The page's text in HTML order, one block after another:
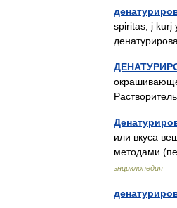
spiritas, į kurį
или вкуса
методами
энциклопедия